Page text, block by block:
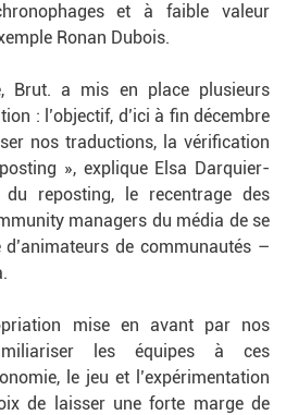
et à faible valeur
Ronan Dubois.
Brut. a mis en place plusieurs
: l’objectif, d’ici à fin décembre
nos traductions, la vérification
», explique Elsa Darquier-
reposting, le recentrage des
managers du média de se
de communautés –
mise en avant par nos
les équipes à ces
le jeu et l’expérimentation
de laisser une forte marge de